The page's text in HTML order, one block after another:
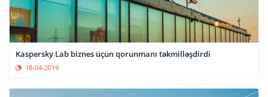
Kaspersky Lab biznes üçün qorunmanı təkmilləşdirdi
18-04-2019